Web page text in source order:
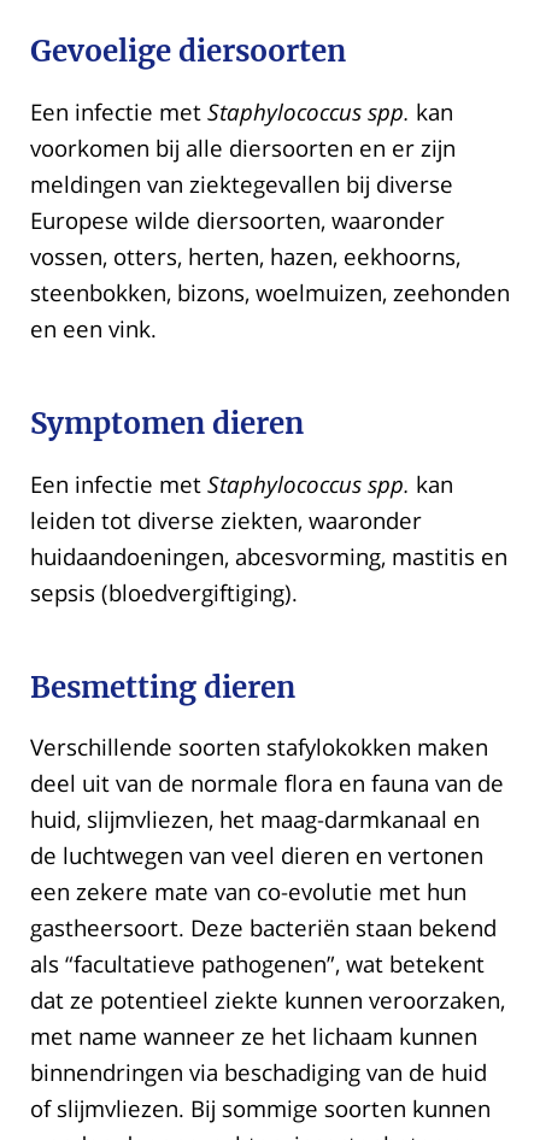
Gevoelige diersoorten
Een infectie met Staphylococcus spp. kan
voorkomen bij alle diersoorten en er zijn
meldingen van ziektegevallen bij diverse
Europese wilde diersoorten, waaronder
vossen, otters, herten, hazen, eekhoorns,
steenbokken, bizons, woelmuizen, zeehonden
en een vink.
Symptomen dieren
Een infectie met Staphylococcus spp. kan
leiden tot diverse ziekten, waaronder
huidaandoeningen, abcesvorming, mastitis en
sepsis (bloedvergiftiging).
Besmetting dieren
Verschillende soorten stafylokokken maken
deel uit van de normale flora en fauna van de
huid, slijmvliezen, het maag-darmkanaal en
de luchtwegen van veel dieren en vertonen
een zekere mate van co-evolutie met hun
gastheersoort. Deze bacteriën staan ​​bekend
als “facultatieve pathogenen”, wat betekent
dat ze potentieel ziekte kunnen veroorzaken,
met name wanneer ze het lichaam kunnen
binnendringen via beschadiging van de huid
of slijmvliezen. Bij sommige soorten kunnen